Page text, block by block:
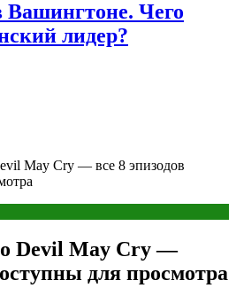
Вашингтоне. Чего
лидер?
May Cry — все 8 эпизодов
Devil May Cry —
для просмотра